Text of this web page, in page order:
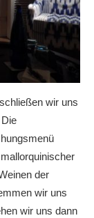
wir uns
der
wir uns
wir uns dann